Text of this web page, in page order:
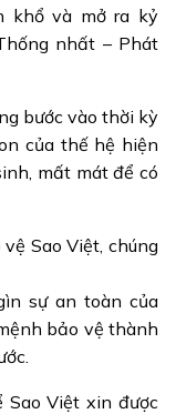
khổ và mở ra kỷ
nhất – Phát
bước vào thời kỳ
của thế hệ hiện
mất mát để có
Sao Việt, chúng
sự an toàn của
bảo vệ thành
Việt xin được